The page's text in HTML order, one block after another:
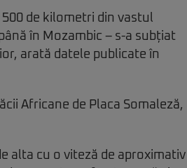
de kilometri din vastul
în Mozambic – s-a subțiat
arată datele publicate în
Africane de Placa Somaleză,
alta cu o viteză de aproximativ